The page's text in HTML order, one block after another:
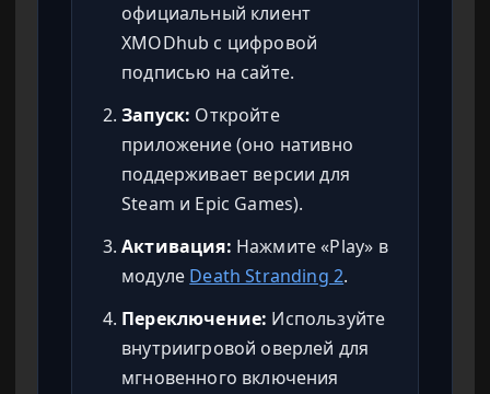
официальный клиент
XMODhub с цифровой
подписью на сайте.
Запуск: Откройте
приложение (оно нативно
поддерживает версии для
Steam и Epic Games).
Активация: Нажмите «Play» в
модуле Death Stranding 2.
Переключение: Используйте
внутриигровой оверлей для
мгновенного включения